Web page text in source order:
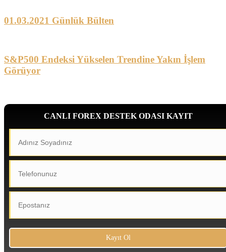
01.03.2021 Günlük Bülten
S&P500 Endeksi Yükselen Trendine Yakın İşlem
Görüyor
CANLI FOREX DESTEK ODASI KAYIT